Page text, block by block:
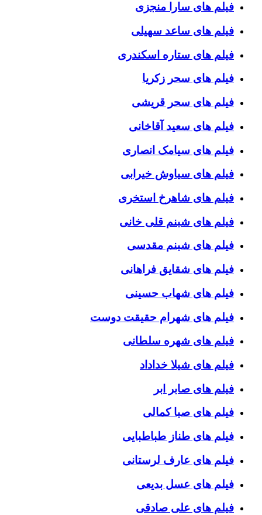
فیلم های سارا منجزی
فیلم های ساعد سهیلی
فیلم های ستاره اسکندری
فیلم های سحر زکریا
فیلم های سحر قریشی
فیلم های سعید آقاخانی
فیلم های سیامک انصاری
فیلم های سیاوش خیرابی
فیلم های شاهرخ استخری
فیلم های شبنم قلی خانی
فیلم های شبنم مقدسی
فیلم های شقایق فراهانی
فیلم های شهاب حسینی
فیلم های شهرام حقیقت دوست
فیلم های شهره سلطانی
فیلم های شیلا خداداد
فیلم های صابر ابر
فیلم های صبا کمالی
فیلم های طناز طباطبایی
فیلم های عارف لرستانی
فیلم های عسل بدیعی
فیلم های علی صادقی